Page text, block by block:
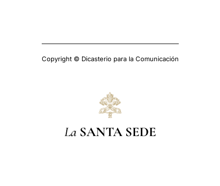
Copyright © Dicasterio para la Comunicación
La SANTA SEDE